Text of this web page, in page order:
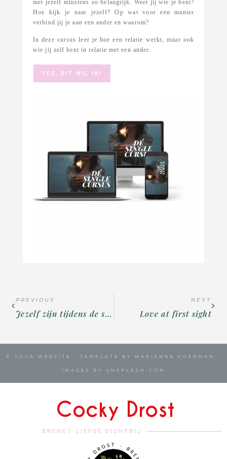
met jezelf minstens zo belangrijk. Weet jij wie je bent?
Hoe kijk je naar jezelf? Op wat voor een manier
verbind jij je aan een ander en waarom?
In deze cursus leer je hoe een relatie werkt, maar ook
wie jij zelf bent in relatie met een ander.
YES, DIT WIL IK!
PREVIOUS
Jezelf zijn tijdens de seks
NEXT
Love at first sight
© YOUR WEBSITE • TEMPLATE BY MARIANNE VOERMAN •
IMAGES BY UNSPLASH.COM
Cocky Drost
BRENGT LIEFDE DICHTBIJ